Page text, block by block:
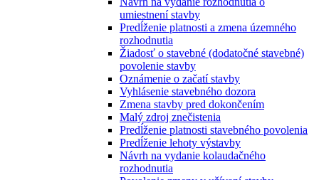
umiestnení stavby
Predĺženie platnosti a zmena územného
rozhodnutia
Žiadosť o stavebné (dodatočné stavebné)
povolenie stavby
Oznámenie o začatí stavby
Vyhlásenie stavebného dozora
Zmena stavby pred dokončením
Malý zdroj znečistenia
Predĺženie platnosti stavebného povolenia
Predĺženie lehoty výstavby
Návrh na vydanie kolaudačného
rozhodnutia